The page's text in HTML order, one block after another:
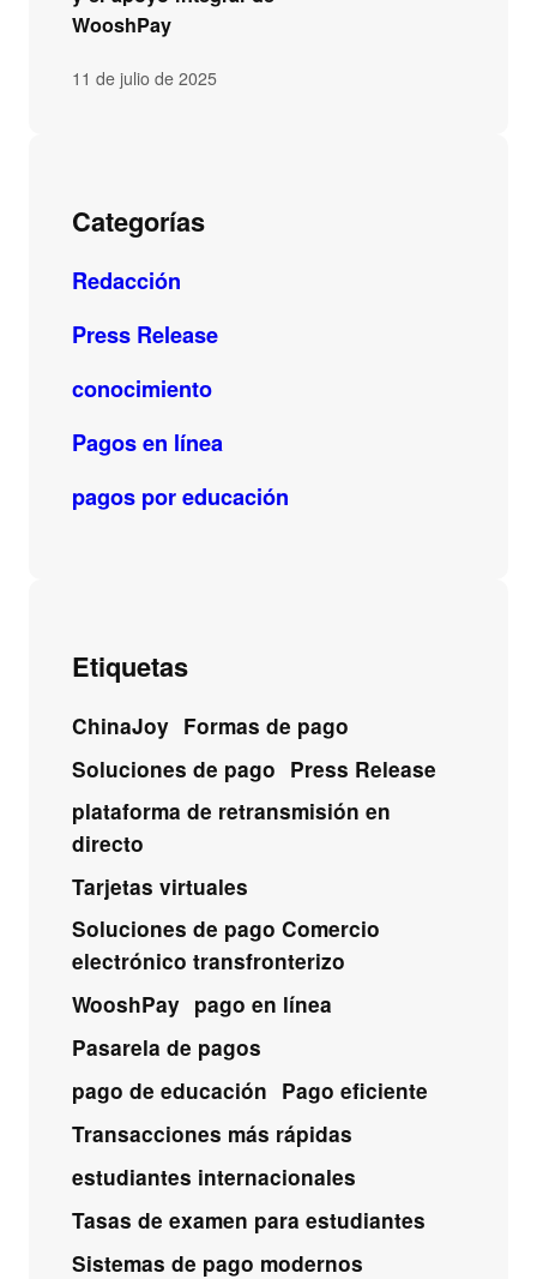
WooshPay
11 de julio de 2025
Categorías
Redacción
Press Release
conocimiento
Pagos en línea
pagos por educación
Etiquetas
ChinaJoy Formas de pago
Soluciones de pago Press Release
plataforma de retransmisión en
directo
Tarjetas virtuales
Soluciones de pago Comercio
electrónico transfronterizo
WooshPay pago en línea
Pasarela de pagos
pago de educación Pago eficiente
Transacciones más rápidas
estudiantes internacionales
Tasas de examen para estudiantes
Sistemas de pago modernos